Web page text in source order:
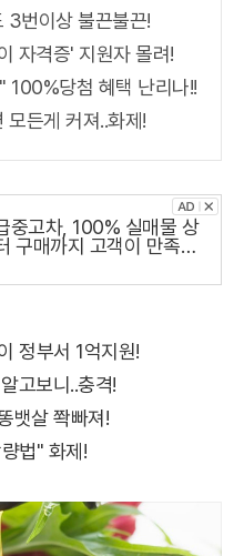
번이상 불끈불끈!
자격증' 지원자 몰려!
100%당첨 혜택 난리나!!
든게 커져..화제!
중고차, 100% 실매물 상
구매까지 고객이 만족하
정부서 1억지원!
고보니..충격!
뱃살 쫙빠져!
법" 화제!